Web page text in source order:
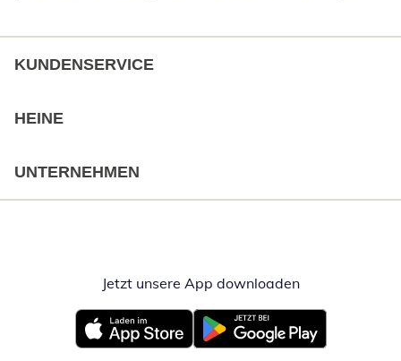
KUNDENSERVICE
HEINE
UNTERNEHMEN
Jetzt unsere App downloadenÖffnet in
Öffnet in neuem FensterÖffnet in neuem Fenster